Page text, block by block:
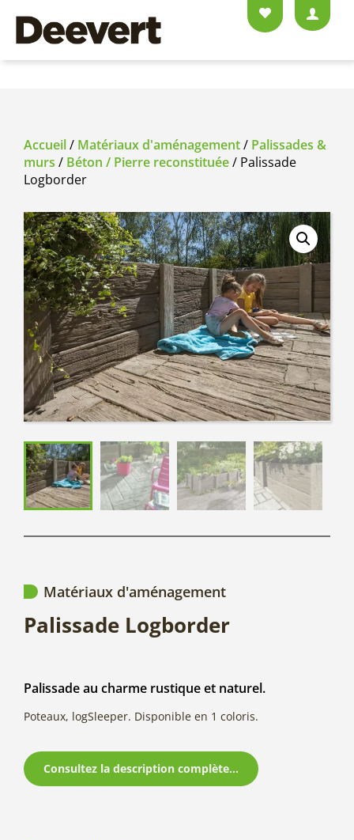
Accueil/ Matériaux d'aménagement/ Palissades &
murs / Béton / Pierre reconstituée/ Palissade
Logborder
Matériaux d'aménagement
Palissade Logborder
Palissade au charme rustique et naturel.
Poteaux, logSleeper. Disponible en 1 coloris.
Consultez la description complète...